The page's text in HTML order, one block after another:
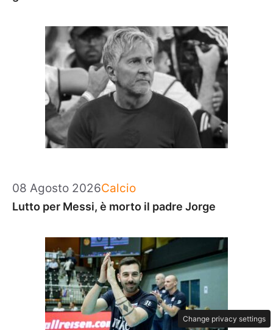
08 Agosto 2026Categorie
Calcio
Lutto per Messi, è morto il padre Jorge
Change privacy settings